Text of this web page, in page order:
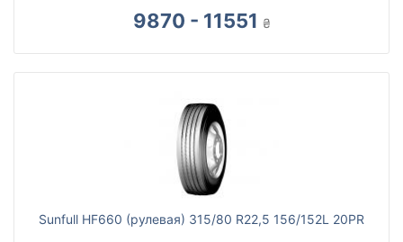
9870 - 11551 ₴
Sunfull HF660 (рулевая) 315/80 R22,5 156/152L 20PR